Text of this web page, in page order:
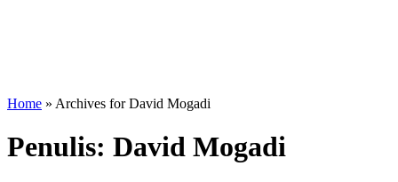
Home » Archives for David Mogadi
Penulis: David Mogadi